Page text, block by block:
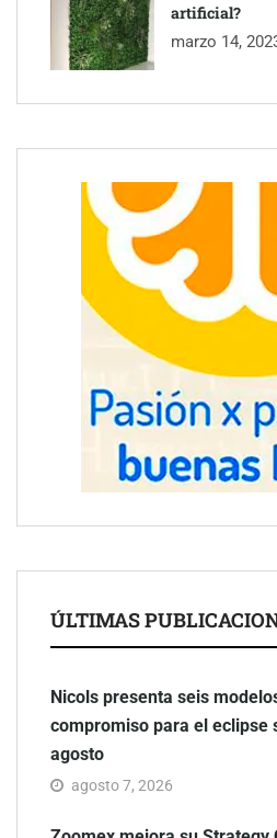
artificial?
marzo 14,
ÚLTIMAS
Nicols presenta seis
compromiso para el eclipse
agosto
agosto 7, 2026